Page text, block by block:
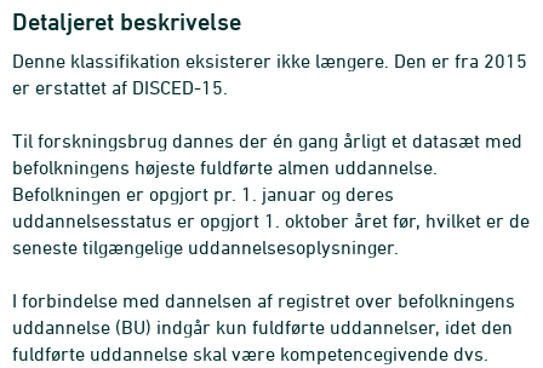
Detaljeret beskrivelse
Denne klassifikation eksisterer ikke længere. Den er fra 2015
er erstattet af DISCED-15.
Til forskningsbrug dannes der én gang årligt et datasæt med
befolkningens højeste fuldførte almen uddannelse.
Befolkningen er opgjort pr. 1. januar og deres
uddannelsesstatus er opgjort 1. oktober året før, hvilket er de
seneste tilgængelige uddannelsesoplysninger.
I forbindelse med dannelsen af registret over befolkningens
uddannelse (BU) indgår kun fuldførte uddannelser, idet den
fuldførte uddannelse skal være kompetencegivende dvs.